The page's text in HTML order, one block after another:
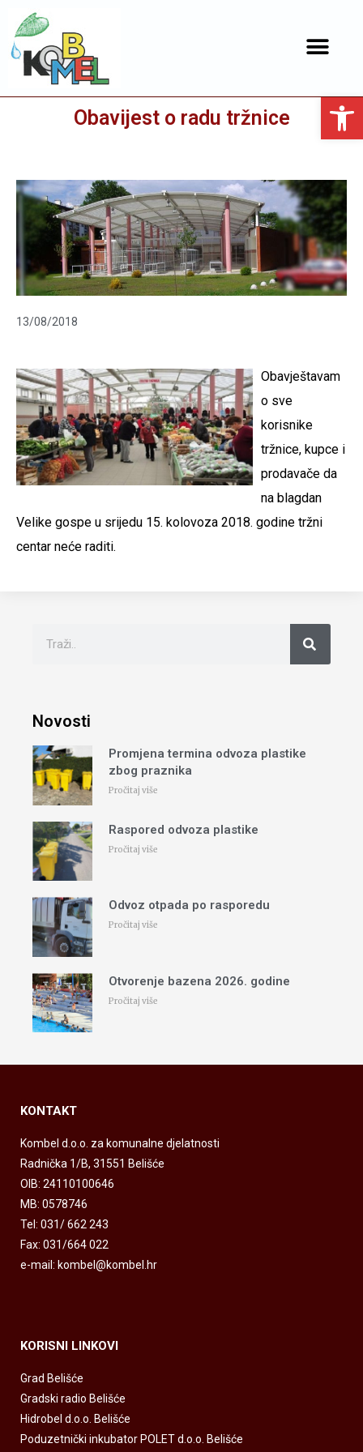
Open toolbar
Obavijest o radu tržnice
13/08/2018
Obavještavam
o sve
korisnike
tržnice, kupce i
prodavače da
na blagdan
Velike gospe u srijedu 15. kolovoza 2018. godine tržni
centar neće raditi.
Novosti
Promjena termina odvoza plastike
zbog praznika
Pročitaj više
Raspored odvoza plastike
Pročitaj više
Odvoz otpada po rasporedu
Pročitaj više
Otvorenje bazena 2026. godine
Pročitaj više
KONTAKT
Kombel d.o.o. za komunalne djelatnosti
Radnička 1/B, 31551 Belišće
OIB: 24110100646
MB: 0578746
Tel: 031/ 662 243
Fax: 031/664 022
e-mail: kombel@kombel.hr
KORISNI LINKOVI
Grad Belišće
Gradski radio Belišće
Hidrobel d.o.o. Belišće
Poduzetnički inkubator POLET d.o.o. Belišće